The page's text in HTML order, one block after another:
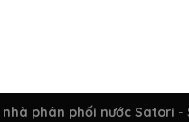
phân phối nước Satori -